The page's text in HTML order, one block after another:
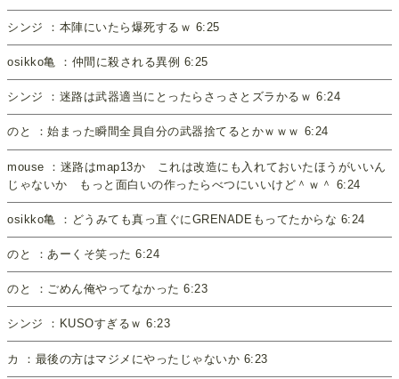
シンジ ：本陣にいたら爆死するｗ 6:25
osikko亀 ：仲間に殺される異例 6:25
シンジ ：迷路は武器適当にとったらさっさとズラかるｗ 6:24
のと ：始まった瞬間全員自分の武器捨てるとかｗｗｗ 6:24
mouse ：迷路はmap13か これは改造にも入れておいたほうがいいん
じゃないか もっと面白いの作ったらべつにいいけど＾ｗ＾ 6:24
osikko亀 ：どうみても真っ直ぐにGRENADEもってたからな 6:24
のと ：あーくそ笑った 6:24
のと ：ごめん俺やってなかった 6:23
シンジ ：KUSOすぎるｗ 6:23
カ ：最後の方はマジメにやったじゃないか 6:23